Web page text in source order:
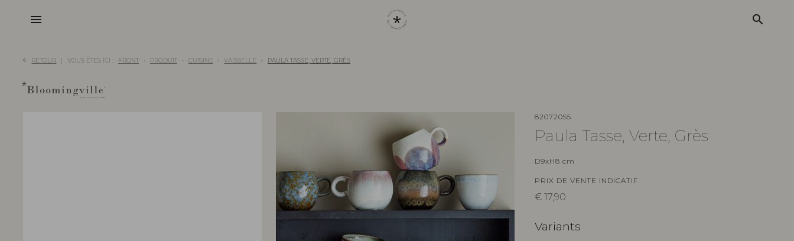
menu search
RETOUR VOUS ÊTES ICI : FRONT PRODUIT CUISINE VAISSELLE PAULA TASSE, VERTE, GRÈS
82072055
Paula Tasse, Verte, Grès
D9xH8 cm
PRIX DE VENTE INDICATIF
€ 17,90
Variants